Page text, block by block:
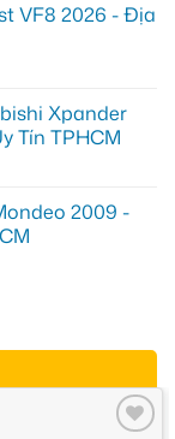
VF8 2026 - Địa
Xpander
Tín TPHCM
2009 -